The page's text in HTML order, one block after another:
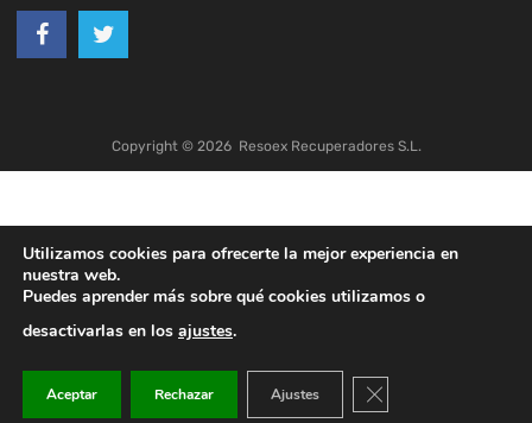
Copyright © 2026 Resoex Recuperadores S.L.
Utilizamos cookies para ofrecerte la mejor experiencia en
nuestra web.
Puedes aprender más sobre qué cookies utilizamos o
desactivarlas en los ajustes.
Aceptar Rechazar Ajustes Cerrar el banner de